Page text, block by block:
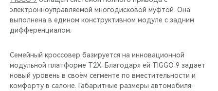
электронноуправляемой многодисковой муфтой. Она
выполнена в едином конструктивном модуле с задним
дифференциалом.
Семейный кроссовер базируется на инновационной
модульной платформе T2X. Благодаря ей TIGGO 9 задает
новый уровень в своём сегменте по вместительности и
комфорту в салоне. Габаритные размеры автомобиля: